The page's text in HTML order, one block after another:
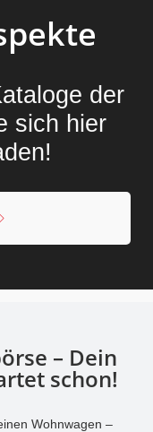
der
sich hier
– Dein
schon!
Wohnwagen –